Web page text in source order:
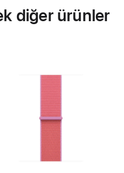
diğer ürünler